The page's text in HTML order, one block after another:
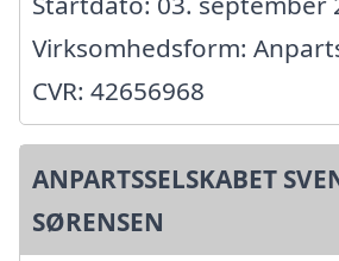
Virksomhedsform:
CVR: 42656968
ANPARTSSELSKABET
SØRENSEN